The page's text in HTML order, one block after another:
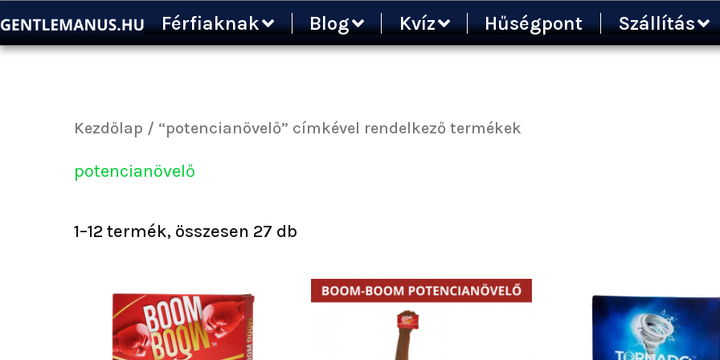
a
tartalomra
Férfiaknak Blog Kvíz Hűségpont Szállítás
Kezdőlap / “potencianövelő” címkével rendelkező termékek
potencianövelő
1–12 termék, összesen 27 db
Sorted
by
popularity
Ártartomány:
5
300 Ft
5